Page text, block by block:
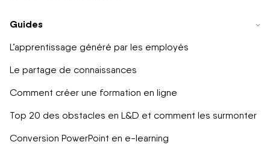
Guides
L’apprentissage généré par les employés
Le partage de connaissances
Comment créer une formation en ligne
Top 20 des obstacles en L&D et comment les surmonter
Conversion PowerPoint en e-learning